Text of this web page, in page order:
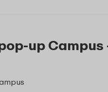
up Campus